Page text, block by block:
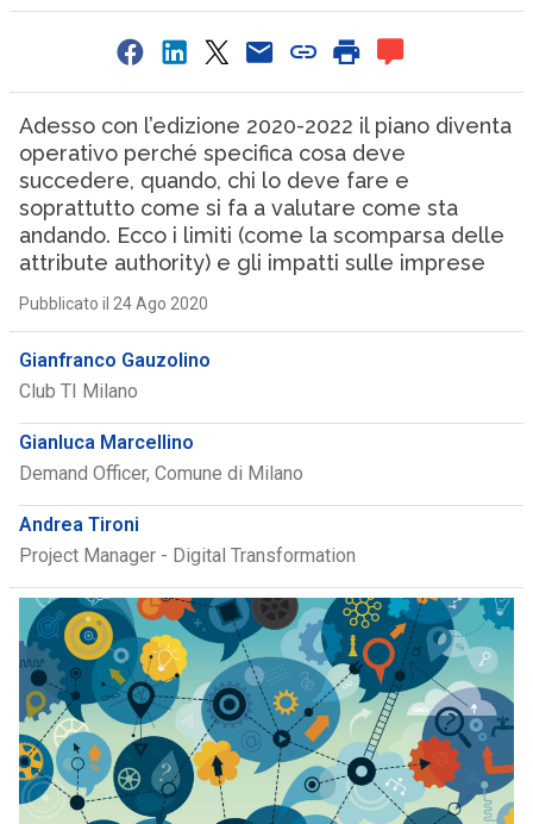
Adesso con l’edizione 2020-2022 il piano diventa
operativo perché specifica cosa deve
succedere, quando, chi lo deve fare e
soprattutto come si fa a valutare come sta
andando. Ecco i limiti (come la scomparsa delle
attribute authority) e gli impatti sulle imprese
Pubblicato il 24 Ago 2020
Gianfranco Gauzolino
Club TI Milano
Gianluca Marcellino
Demand Officer, Comune di Milano
Andrea Tironi
Project Manager - Digital Transformation